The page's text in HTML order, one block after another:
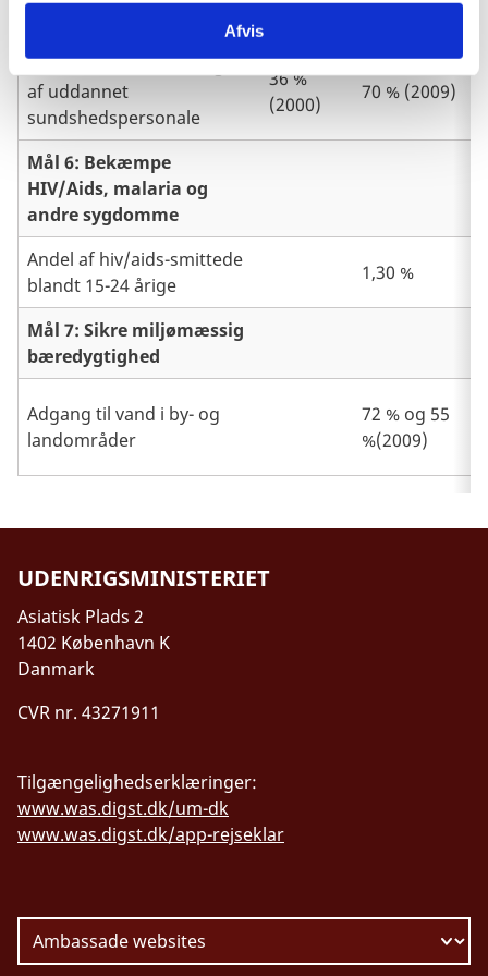
Afvis
(2000)
2008)
Antal af fødsler overvåget
af uddannet
sundshedspersonale
36 %
(2000)
70 % (2009)
Mål 6: Bekæmpe
HIV/Aids, malaria og
andre sygdomme
Andel af hiv/aids-smittede
blandt 15-24 årige
1,30 %
Mål 7: Sikre miljømæssig
bæredygtighed
Adgang til vand i by- og
landområder
72 % og 55
%(2009)
UDENRIGSMINISTERIET
Asiatisk Plads 2
1402 København K
Danmark
CVR nr. 43271911
Tilgængelighedserklæringer:
www.was.digst.dk/um-dk
www.was.digst.dk/app-rejseklar